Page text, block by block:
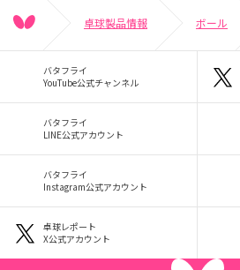
卓球製品情報 ボール
バタフライ
YouTube公式チャンネル
バタフライ
LINE公式アカウント
バタフライ
Instagram公式アカウント
卓球レポート
X公式アカウント